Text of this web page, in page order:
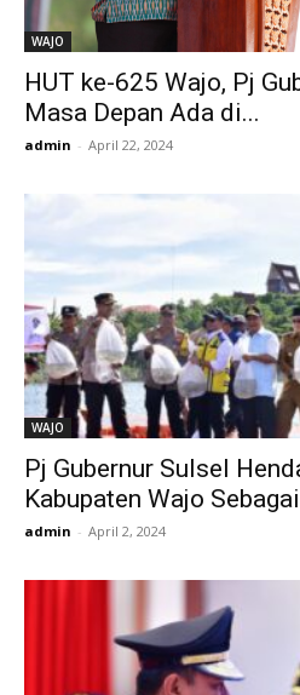
WAJO
HUT ke-625 Wajo, Pj
Masa Depan Ada di...
admin - April 22, 2024
WAJO
Pj Gubernur Sulsel
Kabupaten Wajo
admin - April 2, 2024